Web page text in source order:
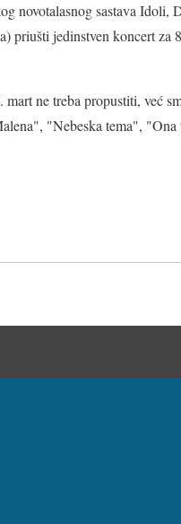
novotalasnog sastava Idoli,
priušti jedinstven koncert za
ne treba propustiti, već
"Nebeska tema", "Ona